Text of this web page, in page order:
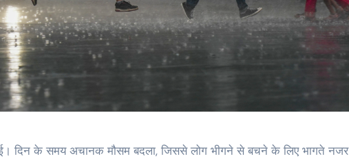
हुई। दिन के समय अचानक मौसम बदला, जिससे लोग भीगने से बचने के लिए भागते नजर